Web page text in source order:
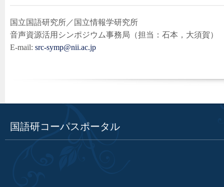
国立国語研究所／国立情報学研究所
音声資源活用シンポジウム事務局（担当：石本，大須賀）
E-mail: src-symp@nii.ac.jp
国語研コーパスポータル